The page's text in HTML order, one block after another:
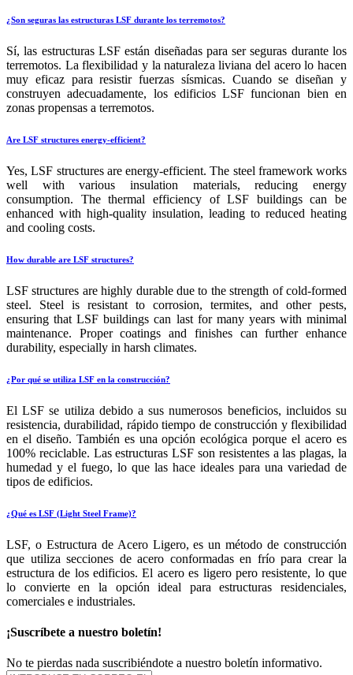
¿Son seguras las estructuras LSF durante los terremotos?
Sí, las estructuras LSF están diseñadas para ser seguras durante los
terremotos. La flexibilidad y la naturaleza liviana del acero lo hacen
muy eficaz para resistir fuerzas sísmicas. Cuando se diseñan y
construyen adecuadamente, los edificios LSF funcionan bien en
zonas propensas a terremotos.
Are LSF structures energy-efficient?
Yes, LSF structures are energy-efficient. The steel framework works
well with various insulation materials, reducing energy
consumption. The thermal efficiency of LSF buildings can be
enhanced with high-quality insulation, leading to reduced heating
and cooling costs.
How durable are LSF structures?
LSF structures are highly durable due to the strength of cold-formed
steel. Steel is resistant to corrosion, termites, and other pests,
ensuring that LSF buildings can last for many years with minimal
maintenance. Proper coatings and finishes can further enhance
durability, especially in harsh climates.
¿Por qué se utiliza LSF en la construcción?
El LSF se utiliza debido a sus numerosos beneficios, incluidos su
resistencia, durabilidad, rápido tiempo de construcción y flexibilidad
en el diseño. También es una opción ecológica porque el acero es
100% reciclable. Las estructuras LSF son resistentes a las plagas, la
humedad y el fuego, lo que las hace ideales para una variedad de
tipos de edificios.
¿Qué es LSF (Light Steel Frame)?
LSF, o Estructura de Acero Ligero, es un método de construcción
que utiliza secciones de acero conformadas en frío para crear la
estructura de los edificios. El acero es ligero pero resistente, lo que
lo convierte en la opción ideal para estructuras residenciales,
comerciales e industriales.
¡Suscríbete a nuestro boletín!
No te pierdas nada suscribiéndote a nuestro boletín informativo.